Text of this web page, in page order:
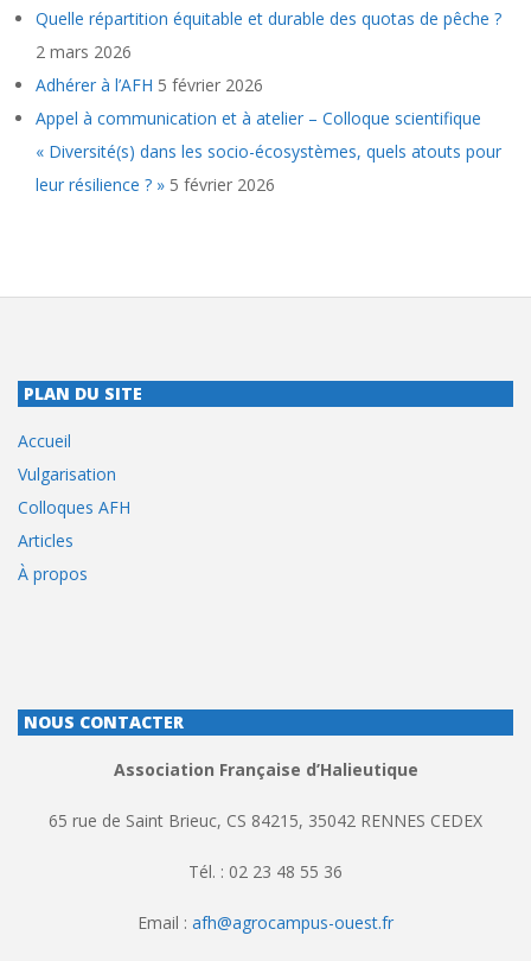
Quelle répartition équitable et durable des quotas de pêche ?
2 mars 2026
Adhérer à l’AFH 5 février 2026
Appel à communication et à atelier – Colloque scientifique
« Diversité(s) dans les socio-écosystèmes, quels atouts pour
leur résilience ? » 5 février 2026
PLAN DU SITE
Accueil
Vulgarisation
Colloques AFH
Articles
À propos
NOUS CONTACTER
Association Française d’Halieutique
65 rue de Saint Brieuc, CS 84215, 35042 RENNES CEDEX
Tél. : 02 23 48 55 36
Email : afh@agrocampus-ouest.fr